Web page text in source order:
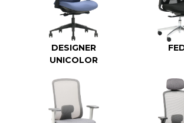
DESIGNER
UNICOLOR